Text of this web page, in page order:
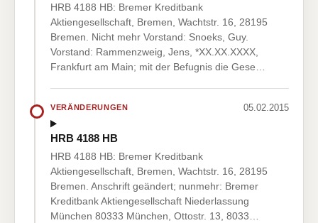
HRB 4188 HB: Bremer Kreditbank
Aktiengesellschaft, Bremen, Wachtstr. 16, 28195
Bremen. Nicht mehr Vorstand: Snoeks, Guy.
Vorstand: Rammenzweig, Jens, *XX.XX.XXXX,
Frankfurt am Main; mit der Befugnis die Gese…
VERÄNDERUNGEN 05.02.2015
HRB 4188 HB
HRB 4188 HB: Bremer Kreditbank
Aktiengesellschaft, Bremen, Wachtstr. 16, 28195
Bremen. Anschrift geändert; nunmehr: Bremer
Kreditbank Aktiengesellschaft Niederlassung
München 80333 München, Ottostr. 13, 8033…